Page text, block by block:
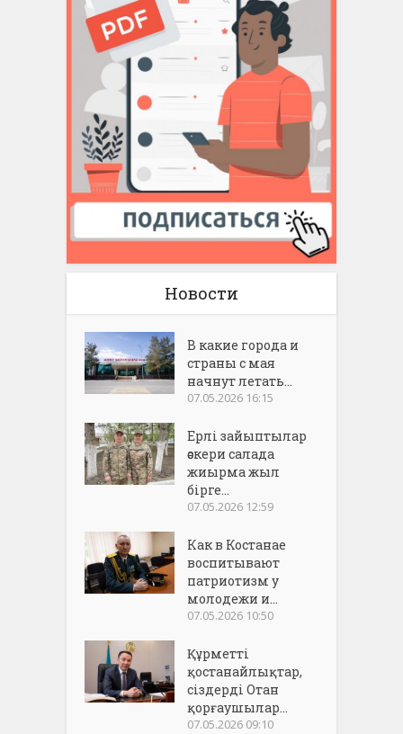
Новости
В какие города и
страны с мая
начнут летать...
07.05.2026 16:15
Ерлі зайыптылар
әскери салада
жиырма жыл
бірге...
07.05.2026 12:59
Как в Костанае
воспитывают
патриотизм у
молодежи и...
07.05.2026 10:50
Құрметті
қостанайлықтар,
сіздерді Отан
қорғаушылар...
07.05.2026 09:10